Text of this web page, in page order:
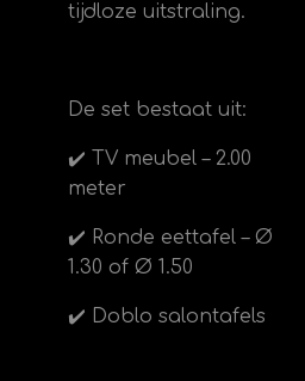
tijdloze uitstraling.
De set bestaat uit:
✔️ TV meubel – 2.00
meter
✔️ Ronde eettafel – Ø
1.30 of Ø 1.50
✔️ Doblo salontafels